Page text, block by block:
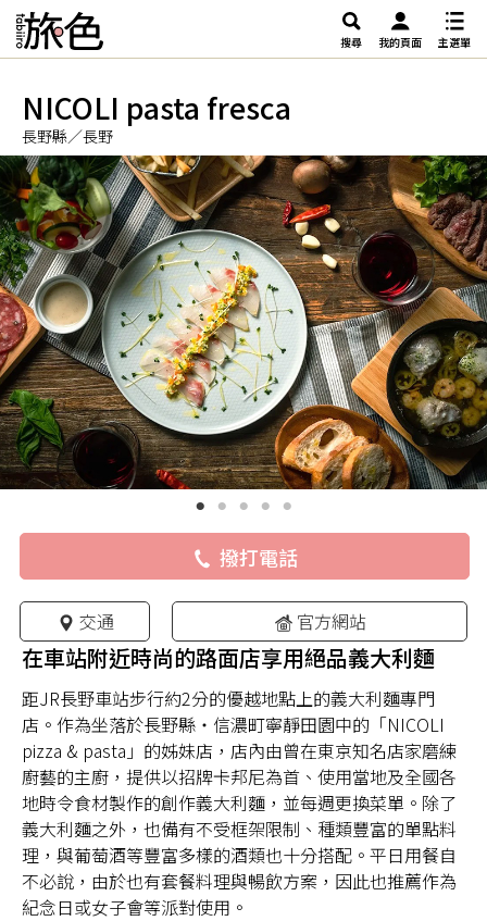
搜尋 我的頁面 主選單
NICOLI pasta fresca
長野縣／長野
撥打電話
交通 官方網站
在車站附近時尚的路面店享用絕品義大利麵
距JR長野車站步行約2分的優越地點上的義大利麵專門
店。作為坐落於長野縣・信濃町寧靜田園中的「NICOLI
pizza & pasta」的姊妹店，店內由曾在東京知名店家磨練
廚藝的主廚，提供以招牌卡邦尼為首、使用當地及全國各
地時令食材製作的創作義大利麵，並每週更換菜單。除了
義大利麵之外，也備有不受框架限制、種類豐富的單點料
理，與葡萄酒等豐富多樣的酒類也十分搭配。平日用餐自
不必說，由於也有套餐料理與暢飲方案，因此也推薦作為
紀念日或女子會等派對使用。